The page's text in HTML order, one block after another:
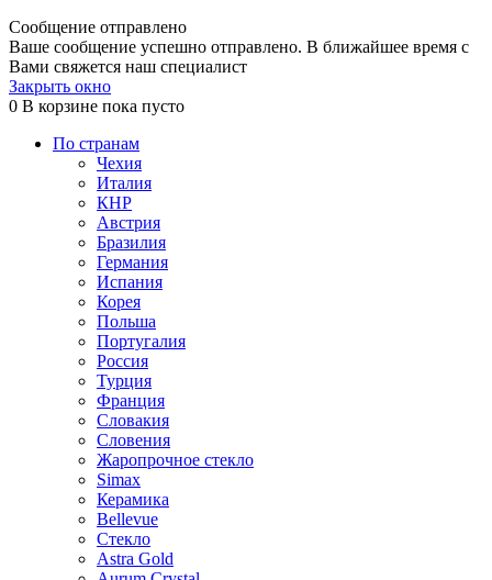
Сообщение отправлено
Ваше сообщение успешно отправлено. В ближайшее время с
Вами свяжется наш специалист
Закрыть окно
0 В корзине пока пусто
По странам
Чехия
Италия
КНР
Австрия
Бразилия
Германия
Испания
Корея
Польша
Португалия
Россия
Турция
Франция
Словакия
Словения
Жаропрочное стекло
Simax
Керамика
Bellevue
Стекло
Astra Gold